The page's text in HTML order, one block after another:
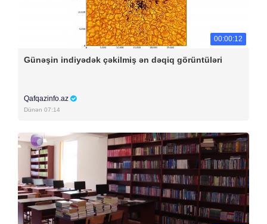
00:00:12
Günəşin indiyədək çəkilmiş ən dəqiq görüntüləri
Qafqazinfo.az
Dünən 07:14